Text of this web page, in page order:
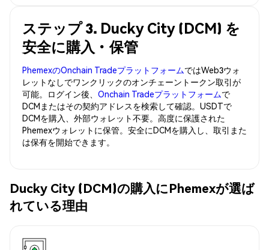
ステップ 3. Ducky City (DCM) を
安全に購入・保管
PhemexのOnchain TradeプラットフォームではWeb3ウォ
レットなしでワンクリックのオンチェーントークン取引が
可能。ログイン後、 Onchain Tradeプラットフォームで
DCMまたはその契約アドレスを検索して確認。USDTで
DCMを購入、外部ウォレット不要。高度に保護された
Phemexウォレットに保管。安全にDCMを購入し、取引また
は保有を開始できます。
Ducky City (DCM)の購入にPhemexが選ば
れている理由